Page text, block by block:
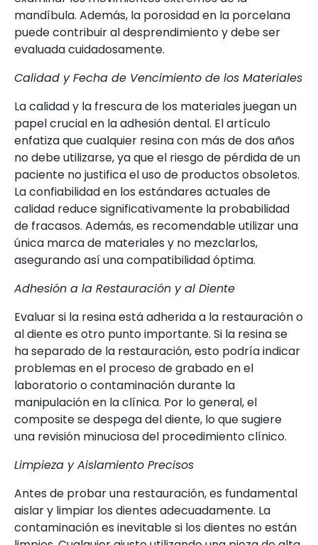
mandíbula. Además, la porosidad en la porcelana
puede contribuir al desprendimiento y debe ser
evaluada cuidadosamente.
Calidad y Fecha de Vencimiento de los Materiales
La calidad y la frescura de los materiales juegan un
papel crucial en la adhesión dental. El artículo
enfatiza que cualquier resina con más de dos años
no debe utilizarse, ya que el riesgo de pérdida de un
paciente no justifica el uso de productos obsoletos.
La confiabilidad en los estándares actuales de
calidad reduce significativamente la probabilidad
de fracasos. Además, es recomendable utilizar una
única marca de materiales y no mezclarlos,
asegurando así una compatibilidad óptima.
Adhesión a la Restauración y al Diente
Evaluar si la resina está adherida a la restauración o
al diente es otro punto importante. Si la resina se
ha separado de la restauración, esto podría indicar
problemas en el proceso de grabado en el
laboratorio o contaminación durante la
manipulación en la clínica. Por lo general, el
composite se despega del diente, lo que sugiere
una revisión minuciosa del procedimiento clínico.
Limpieza y Aislamiento Precisos
Antes de probar una restauración, es fundamental
aislar y limpiar los dientes adecuadamente. La
contaminación es inevitable si los dientes no están